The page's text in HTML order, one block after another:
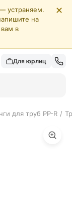
устраняем.
на
в
✕
Для юрлиц
для труб PP-R /